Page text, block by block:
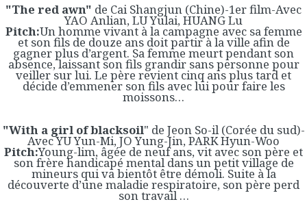
"The red awn" de Cai Shangjun (Chine)-1er film-Avec
YAO Anlian, LU Yulai, HUANG Lu
Pitch:Un homme vivant à la campagne avec sa femme
et son fils de douze ans doit partir à la ville afin de
gagner plus d’argent. Sa femme meurt pendant son
absence, laissant son fils grandir sans personne pour
veiller sur lui. Le père revient cinq ans plus tard et
décide d’emmener son fils avec lui pour faire les
moissons…
"With a girl of blacksoil" de Jeon So-il (Corée du sud)-
Avec YU Yun-Mi, JO Yung-Jin, PARK Hyun-Woo
Pitch:Young-lim, âgée de neuf ans, vit avec son père et
son frère handicapé mental dans un petit village de
mineurs qui va bientôt être démoli. Suite à la
découverte d’une maladie respiratoire, son père perd
son travail …